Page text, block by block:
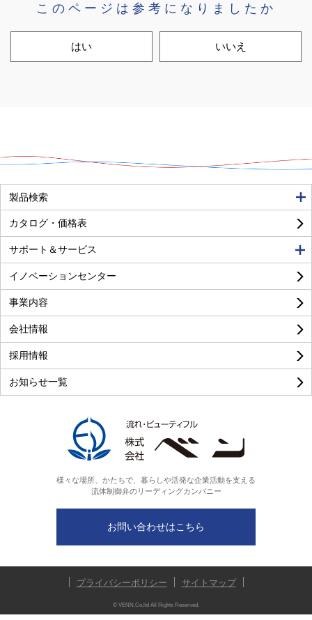
このページは参考になりましたか
はい いいえ
良い
様々な場所、かたちで、暮らしや活発な企業活動を支える
流体制御弁のリーディングカンパニー
お問い合わせはこちら
製品検索
カタログ・価格表
サポート＆サービス
イノベーションセンター
事業内容
会社情報
採用情報
お知らせ一覧
プライバシーポリシー サイトマップ
© VENN.Co,ltd All Rights Reserved.